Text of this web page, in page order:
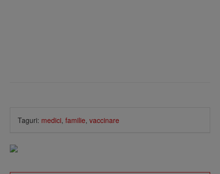
Taguri: medici, familie, vaccinare